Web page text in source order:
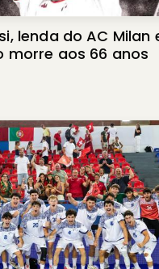
lenda do AC Milan
morre aos 66 anos